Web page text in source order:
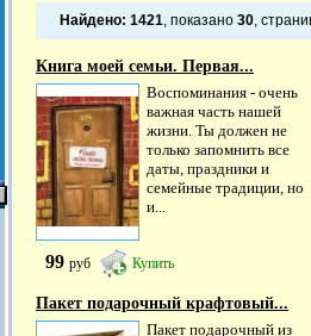
Найдено: 1421, показано 30,
Книга моей семьи. Первая...
Воспоминания - очень
важная часть нашей
жизни. Ты должен не
только запомнить все
даты, праздники и
семейные традиции, но
и...
99 руб Купить
Пакет подарочный крафтовый...
Пакет подарочный из